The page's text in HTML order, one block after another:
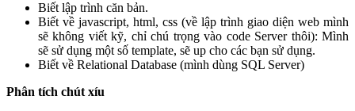
Biết lập trình căn bản.
Biết về javascript, html, css (về lập trình giao diện web mình
sẽ không viết kỹ, chỉ chú trọng vào code Server thôi): Mình
sẽ sử dụng một số template, sẽ up cho các bạn sử dụng.
Biết về Relational Database (mình dùng SQL Server)
Phân tích chút xíu